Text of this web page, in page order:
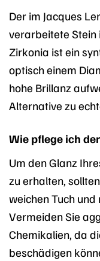
Der im Jacques
verarbeitete Stein
Zirkonia ist ein
optisch einem
hohe Brillanz
Alternative zu
Wie pflege ich
Um den Glanz
zu erhalten,
weichen Tuch
Vermeiden Sie
Chemikalien, da
beschädigen